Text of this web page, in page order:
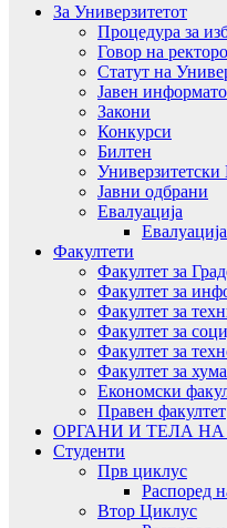
За Универзитетот
Процедура за
Говор на
Статут на
Јавен
Закони
Конкурси
Билтен
Универзитетски
Јавни одбрани
Евалуација
Евалуација
Факултети
Факултет за
Факултет за
Факултет за
Факултет за
Факултет за
Факултет за
Економски
Правен факултет
ОРГАНИ И ТЕЛА
Студенти
Прв циклус
Распоред
Втор Циклус